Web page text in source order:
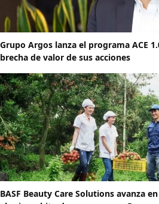
Grupo Argos lanza el programa ACE
brecha de valor de sus acciones
BASF Beauty Care Solutions avanza